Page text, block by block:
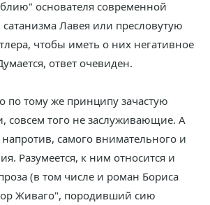
основателя современной
Лавея или пресловутую
чтобы иметь о них негативное
ответ очевиден.
по тому же принципу зачастую
совсем того не заслуживающие. А
самого внимательного и
Разумеется, к ним относится и
(в том числе и роман Бориса
Живаго", породивший сию